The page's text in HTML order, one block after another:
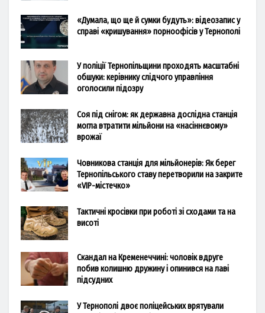
«Думала, що ще й сумки будуть»: відеозапис у
справі «кришування» порноофісів у Тернополі
У поліції Тернопільщини проходять масштабні
обшуки: керівнику слідчого управління
оголосили підозру
Соя під снігом: як державна дослідна станція
могла втратити мільйони на «насіннєвому»
врожаї
Човникова станція для мільйонерів: Як берег
Тернопільського ставу перетворили на закрите
«VIP-містечко»
Тактичні кросівки при роботі зі сходами та на
висоті
Скандал на Кременеччині: чоловік вдруге
побив колишню дружину і опинився на лаві
підсудних
У Тернополі двоє поліцейських врятували